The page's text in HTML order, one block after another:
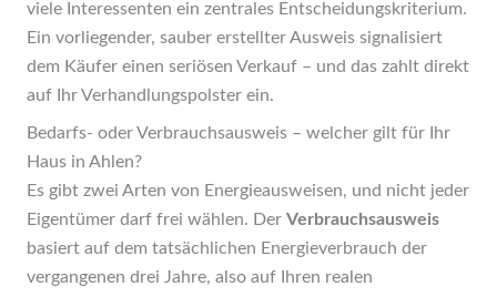
viele Interessenten ein zentrales Entscheidungskriterium.
Ein vorliegender, sauber erstellter Ausweis signalisiert
dem Käufer einen seriösen Verkauf – und das zahlt direkt
auf Ihr Verhandlungspolster ein.
Bedarfs- oder Verbrauchsausweis – welcher gilt für Ihr
Haus in Ahlen?
Es gibt zwei Arten von Energieausweisen, und nicht jeder
Eigentümer darf frei wählen. Der Verbrauchsausweis
basiert auf dem tatsächlichen Energieverbrauch der
vergangenen drei Jahre, also auf Ihren realen